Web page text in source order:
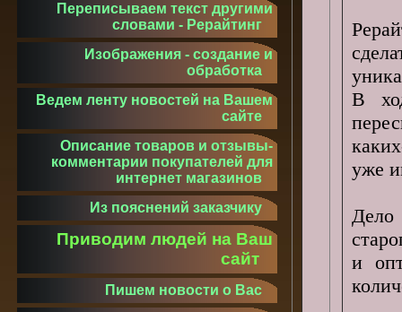
В
уже
Дело
и
Переписываем текст другими
словами - Рерайтинг
Изображения - создание и
обработка
Ведем ленту новостей на Вашем
сайте
Описание товаров и отзывы-
комментарии покупателей для
интернет магазинов
Из пояснений заказчику
Приводим людей на Ваш
сайт
Пишем новости о Вас